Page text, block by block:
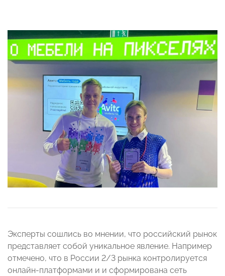
Эксперты сошлись во мнении, что российский рынок
представляет собой уникальное явление. Например
отмечено, что в России 2/3 рынка контролируется
онлайн-платформами и и сформирована сеть